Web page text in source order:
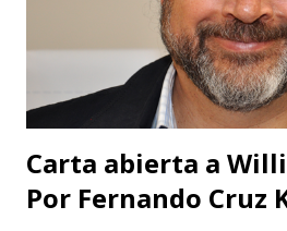
Carta abierta a
Por Fernando Cruz